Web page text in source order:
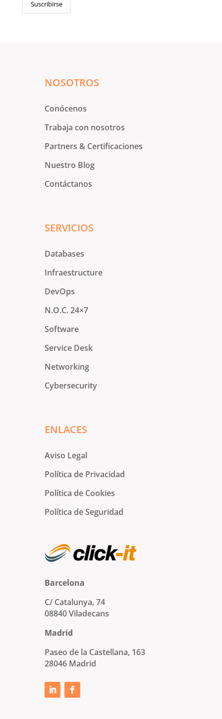
NOSOTROS
Conócenos
Trabaja con nosotros
Partners & Certificaciones
Nuestro Blog
Contáctanos
SERVICIOS
Databases
Infraestructure
DevOps
N.O.C. 24×7
Software
Service Desk
Networking
Cybersecurity
ENLACES
Aviso Legal
Política de Privacidad
Política de Cookies
Política de Seguridad
Barcelona
C/ Catalunya, 74
08840 Viladecans
Madrid
Paseo de la Castellana, 163
28046 Madrid